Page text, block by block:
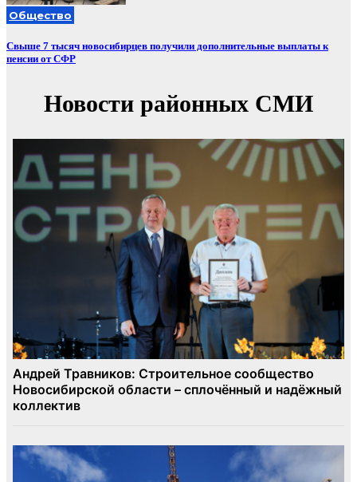
Общество
Свыше 7 тысяч новосибирцев получили дополнительные выплаты к
пенсии от СФР